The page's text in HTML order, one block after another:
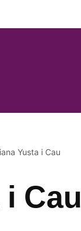
Yusta i Cau
Cau